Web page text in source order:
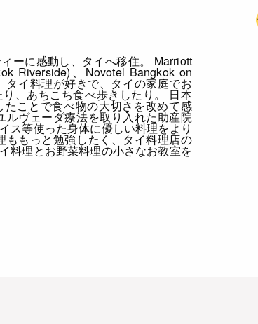
ーに感動し、タイへ移住。 Marriott
Riverside)、Novotel Bangkok on
イ料理が好きで、タイの家庭でお
、あちこち食べ歩きしたり。 日本
ことで食べ物の大切さを改めて感
ヴェーダ療法を取り入れた助産院
ス等使った身体に優しい料理をより
もっと勉強したく、タイ料理店の
料理とお野菜料理の小さなお教室を